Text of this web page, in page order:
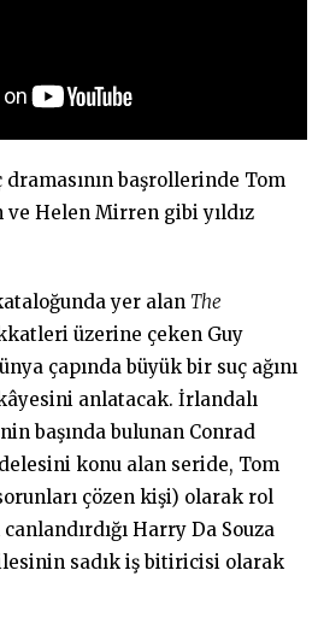
başrollerinde Tom
ve Helen Mirren gibi yıldız
yer alan The
üzerine çeken Guy
çapında büyük bir suç ağını
anlatacak. İrlandalı
başında bulunan Conrad
konu alan seride, Tom
çözen kişi) olarak rol
Harry Da Souza
sadık iş bitiricisi olarak